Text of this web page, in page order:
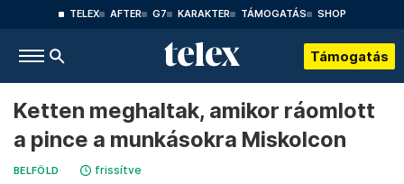
TELEX AFTER G7 KARAKTER TÁMOGATÁS SHOP
Támogatás
Ketten meghaltak, amikor ráomlott
a pince a munkásokra Miskolcon
BELFÖLD frissítve